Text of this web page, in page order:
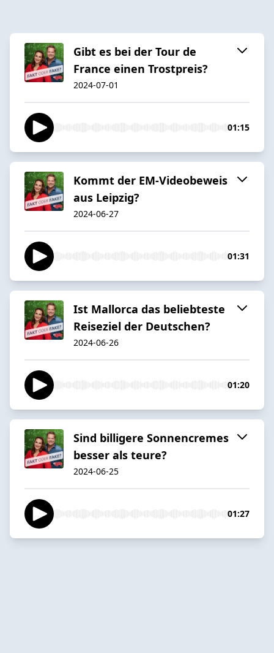
Gibt es bei der Tour de
France einen Trostpreis?
2024-07-01
01:15
Kommt der EM-Videobeweis
aus Leipzig?
2024-06-27
01:31
Ist Mallorca das beliebteste
Reiseziel der Deutschen?
2024-06-26
01:20
Sind billigere Sonnencremes
besser als teure?
2024-06-25
01:27